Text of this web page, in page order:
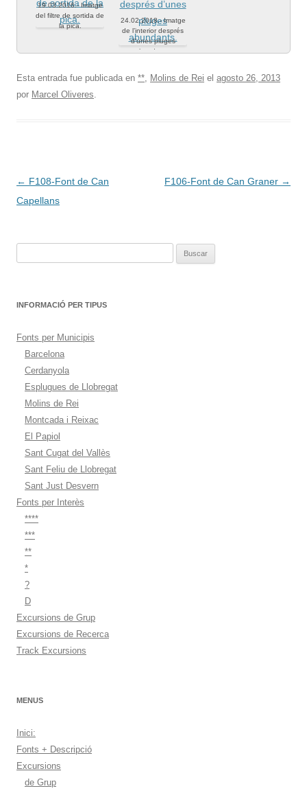
19.03.2016.- Imatge
del filtre de sortida de
la pica.
24.02.2018.- Imatge
de l’interior després
d’unes pluges
abundants.
Esta entrada fue publicada en **, Molins de Rei el agosto 26, 2013
por Marcel Oliveres.
Navegación
de
← F108-Font de Can
Capellans
F106-Font de Can Graner →
INFORMACIÓ PER TIPUS
Fonts per Municipis
Barcelona
Cerdanyola
Esplugues de Llobregat
Molins de Rei
Montcada i Reixac
El Papiol
Sant Cugat del Vallès
Sant Feliu de Llobregat
Sant Just Desvern
Fonts per Interès
****
***
**
*
?
D
Excursions de Grup
Excursions de Recerca
Track Excursions
MENUS
Inici:
Fonts + Descripció
Excursions
de Grup